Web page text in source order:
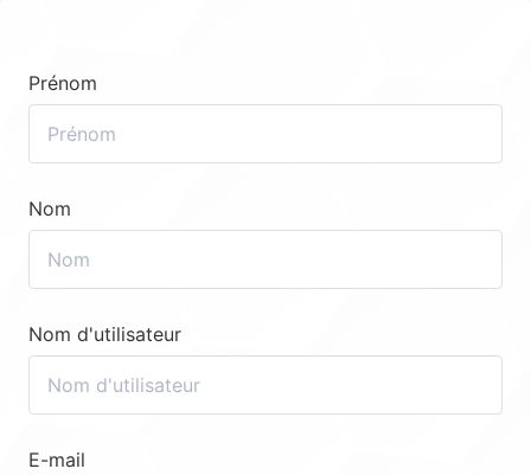
Prénom
Nom
Nom d'utilisateur
E-mail